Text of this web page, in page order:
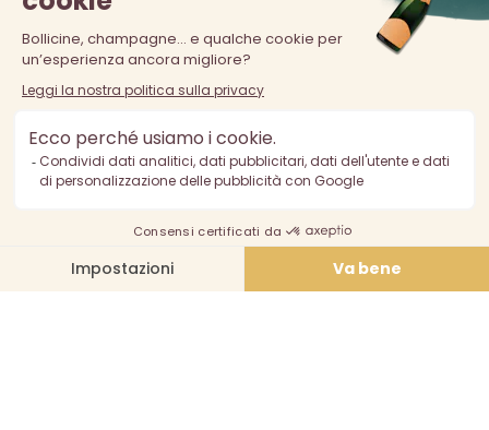
La vendita di alcolici è vietata ai minori di 18 anni. L'abuso di